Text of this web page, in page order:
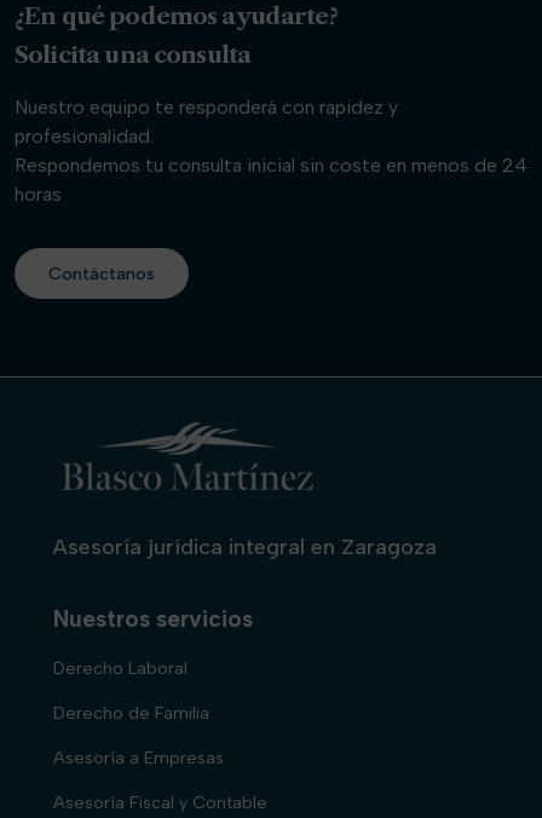
¿En qué podemos ayudarte?
Solicita una consulta
Nuestro equipo te responderá con rapidez y
profesionalidad.
Respondemos tu consulta inicial sin coste en menos de 24
horas
Contáctanos
Asesoría jurídica integral en Zaragoza
Nuestros servicios
Derecho Laboral
Derecho de Familia
Asesoría a Empresas
Asesoría Fiscal y Contable